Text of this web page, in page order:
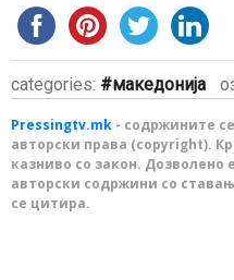
categories: македонија
Pressingtv.mk - содржините
авторски права (copyright).
казниво со закон.
авторски содржини со
се цитира.